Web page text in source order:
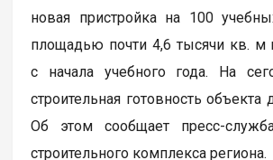
новая пристройка на 100
площадью почти 4,6 тысячи кв. м
с начала учебного года. На
строительная готовность объекта
Об этом сообщает пресс-
строительного комплекса региона.